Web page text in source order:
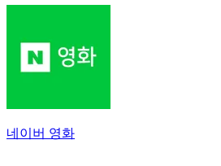
네이버 영화